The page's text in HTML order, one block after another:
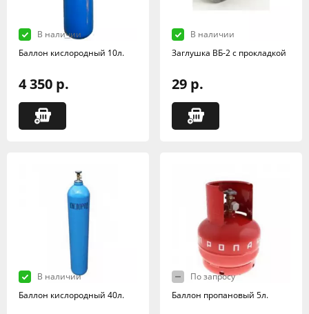
В наличии
Баллон кислородный 10л.
4 350 р.
В наличии
Заглушка ВБ-2 с прокладкой
29 р.
В наличии
Баллон кислородный 40л.
По запросу
Баллон пропановый 5л.